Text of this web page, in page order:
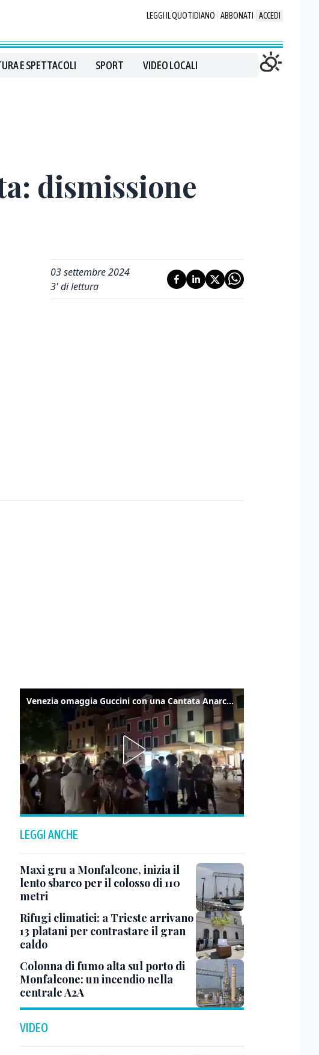
LEGGI IL QUOTIDIANO ABBONATI ACCEDI
E SPETTACOLI SPORT VIDEO LOCALI
dismissione
03 settembre 2024
3' di lettura
Venezia omaggia Guccini con una Cantata Anarchica in campo Santa Margherita
LEGGI ANCHE
Maxi gru a Monfalcone, inizia il
lento sbarco per il colosso di 110
metri
Rifugi climatici: a Trieste arrivano
13 platani per contrastare il gran
caldo
Colonna di fumo alta sul porto di
Monfalcone: un incendio nella
centrale A2A
VIDEO